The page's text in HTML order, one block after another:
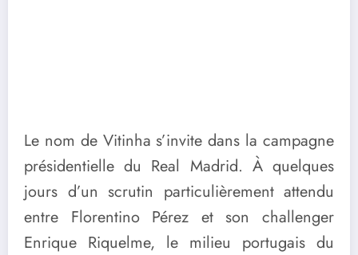
Le nom de Vitinha s’invite dans la campagne
présidentielle du Real Madrid. À quelques
jours d’un scrutin particulièrement attendu
entre Florentino Pérez et son challenger
Enrique Riquelme, le milieu portugais du